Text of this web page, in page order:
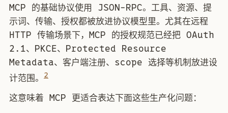
MCP 的基础协议使用 JSON-RPC。工具、资源、提
示词、传输、授权都被放进协议模型里。尤其在远程
HTTP 传输场景下，MCP 的授权规范已经把 OAuth
2.1、PKCE、Protected Resource
Metadata、客户端注册、scope 选择等机制放进设
计范围。 2
这意味着 MCP 更适合表达下面这些生产化问题：